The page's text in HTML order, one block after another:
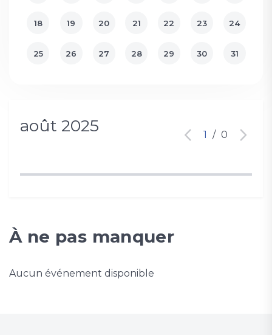
18 19 20 21 22 23 24
25 26 27 28 29 30 31
août 2025 1 / 0
À ne pas manquer
Aucun événement disponible